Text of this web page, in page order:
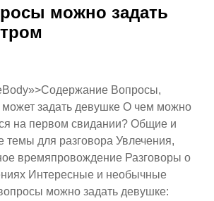
можно задать
Вопросы,
может задать девушке О чем можно
на первом свидании? Общие и
темы для разговора Увлечения,
времяпровождение Разговоры о
Интересные и необычные
можно задать девушке: